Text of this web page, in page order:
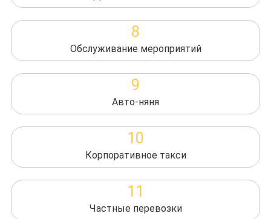
8
Обслуживание мероприятий
9
Авто-няня
10
Корпоративное такси
11
Частные перевозки